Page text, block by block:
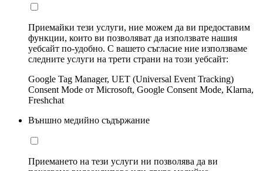
Приемайки тези услуги, ние можем да ви предоставим
функции, които ви позволяват да използвате нашия
уебсайт по-удобно. С вашето съгласие ние използваме
следните услуги на трети страни на този уебсайт:
Google Tag Manager, UET (Universal Event Tracking)
Consent Mode от Microsoft, Google Consent Mode, Klarna,
Freshchat
Външно медийно съдържание
Приемането на тези услуги ни позволява да ви